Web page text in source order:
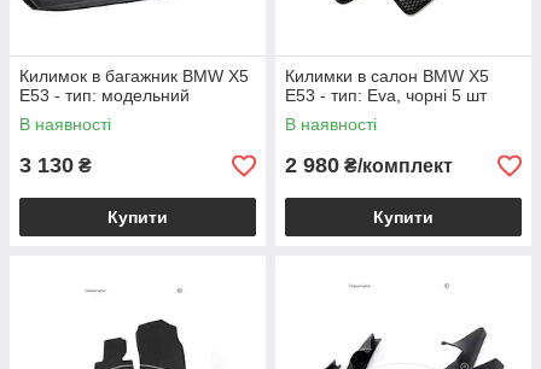
Килимок в багажник BMW X5
E53 - тип: модельний
В наявності
3 130 ₴
Купити
Килимки в салон BMW X5
E53 - тип: Eva, чорні 5 шт
В наявності
2 980 ₴/комплект
Купити